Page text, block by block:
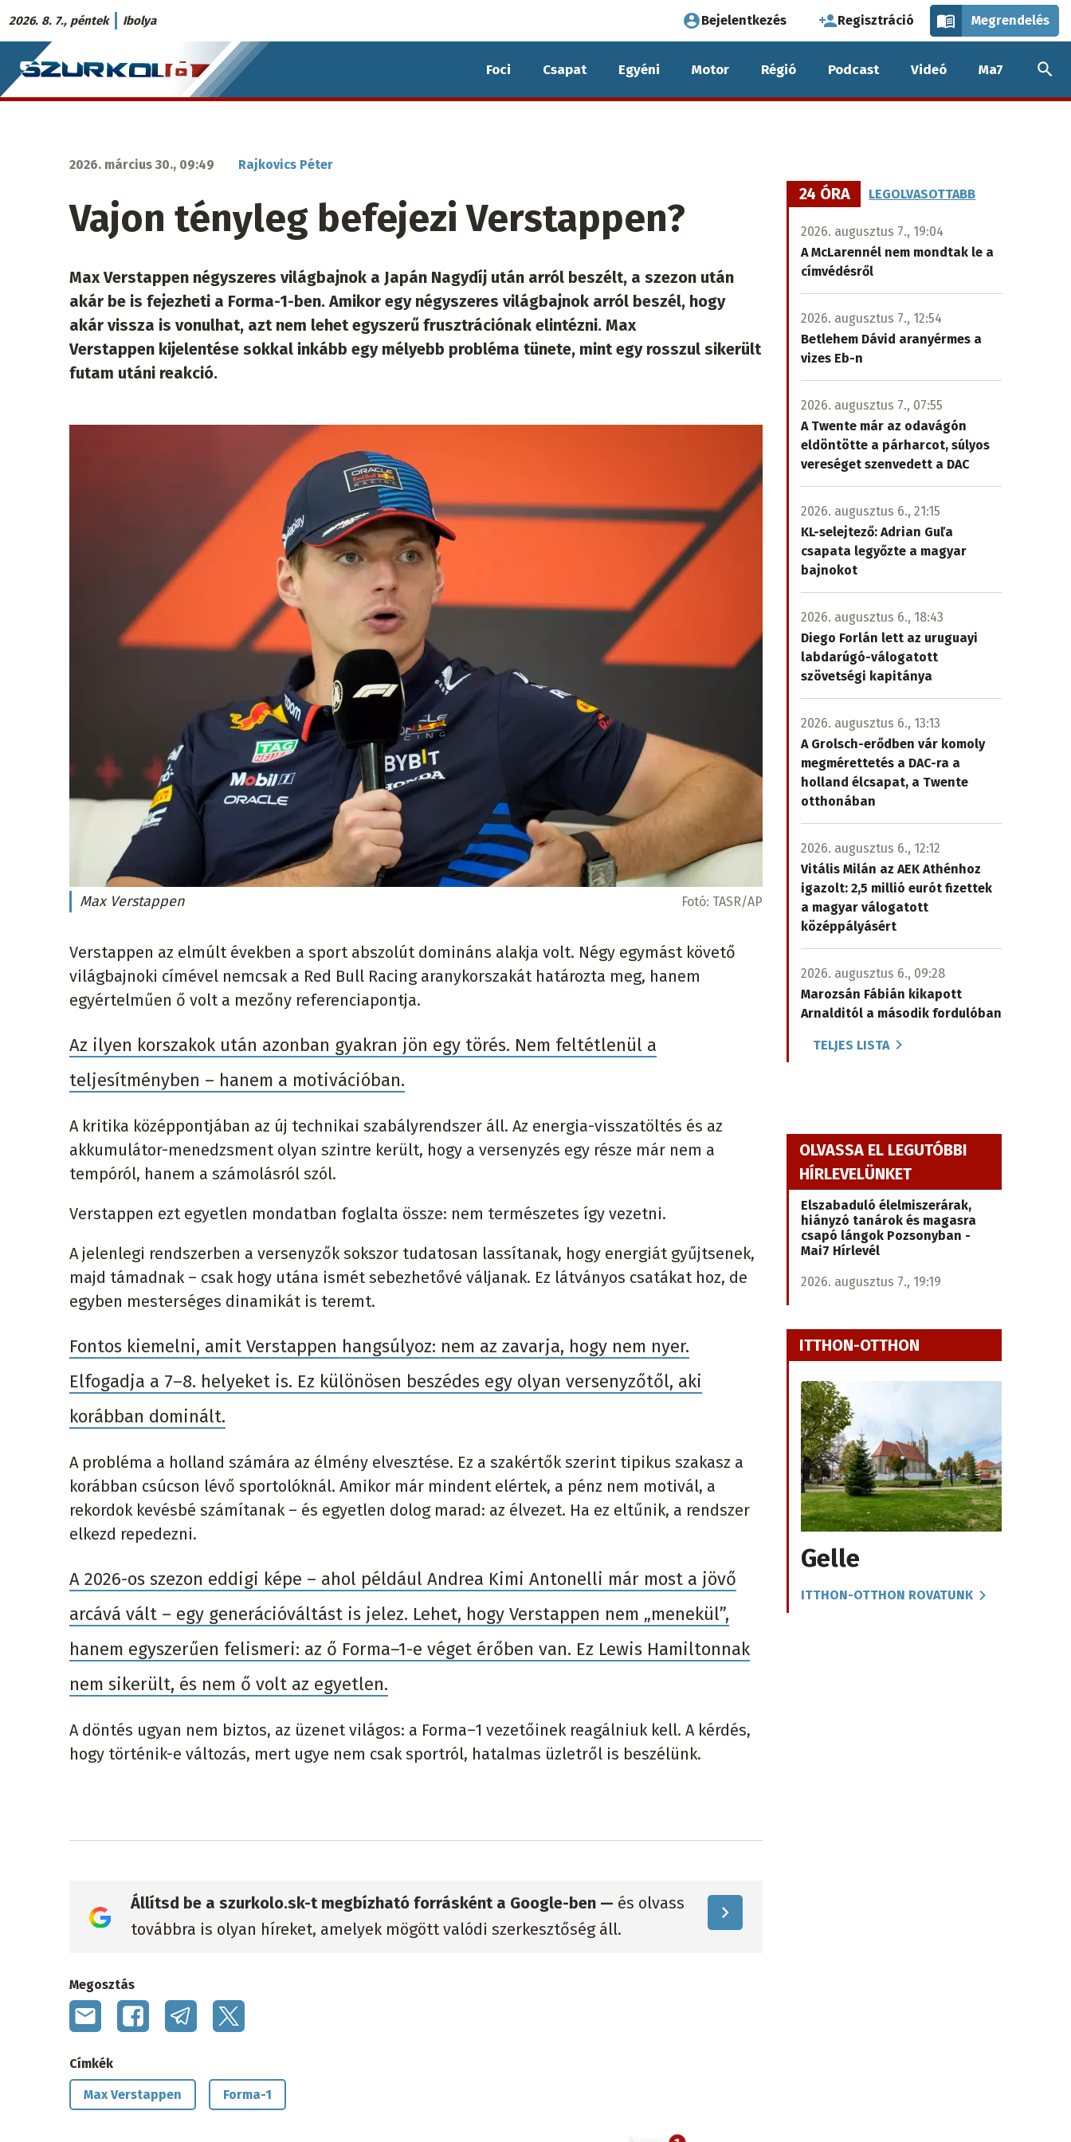
Ugrás
a
tartalomra
2026. 8. 7., péntek Ibolya
Felhasználói
fiók
menüje
Bejelentkezés Regisztráció Megrendelés
Szurkoló.sk
fő
Foci Csapat Egyéni Motor Régió Podcast Videó Ma7
2026. március 30., 09:49 Rajkovics Péter
Vajon tényleg befejezi Verstappen?
Max Verstappen négyszeres világbajnok a Japán Nagydíj után arról beszélt, a szezon után
akár be is fejezheti a Forma-1-ben. Amikor egy négyszeres világbajnok arról beszél, hogy
akár vissza is vonulhat, azt nem lehet egyszerű frusztrációnak elintézni. Max
Verstappen kijelentése sokkal inkább egy mélyebb probléma tünete, mint egy rosszul sikerült
futam utáni reakció.
Max Verstappen Fotó: TASR/AP
Verstappen az elmúlt években a sport abszolút domináns alakja volt. Négy egymást követő
világbajnoki címével nemcsak a Red Bull Racing aranykorszakát határozta meg, hanem
egyértelműen ő volt a mezőny referenciapontja.
Az ilyen korszakok után azonban gyakran jön egy törés. Nem feltétlenül a
teljesítményben – hanem a motivációban.
A kritika középpontjában az új technikai szabályrendszer áll. Az energia-visszatöltés és az
akkumulátor-menedzsment olyan szintre került, hogy a versenyzés egy része már nem a
tempóról, hanem a számolásról szól.
Verstappen ezt egyetlen mondatban foglalta össze: nem természetes így vezetni.
A jelenlegi rendszerben a versenyzők sokszor tudatosan lassítanak, hogy energiát gyűjtsenek,
majd támadnak – csak hogy utána ismét sebezhetővé váljanak. Ez látványos csatákat hoz, de
egyben mesterséges dinamikát is teremt.
Fontos kiemelni, amit Verstappen hangsúlyoz: nem az zavarja, hogy nem nyer.
Elfogadja a 7–8. helyeket is. Ez különösen beszédes egy olyan versenyzőtől, aki
korábban dominált.
A probléma a holland számára az élmény elvesztése. Ez a szakértők szerint tipikus szakasz a
korábban csúcson lévő sportolóknál. Amikor már mindent elértek, a pénz nem motivál, a
rekordok kevésbé számítanak – és egyetlen dolog marad: az élvezet. Ha ez eltűnik, a rendszer
elkezd repedezni.
A 2026-os szezon eddigi képe – ahol például Andrea Kimi Antonelli már most a jövő
arcává vált – egy generációváltást is jelez. Lehet, hogy Verstappen nem „menekül”,
hanem egyszerűen felismeri: az ő Forma–1-e véget érőben van. Ez Lewis Hamiltonnak
nem sikerült, és nem ő volt az egyetlen.
A döntés ugyan nem biztos, az üzenet világos: a Forma–1 vezetőinek reagálniuk kell. A kérdés,
hogy történik-e változás, mert ugye nem csak sportról, hatalmas üzletről is beszélünk.
Állítsd be a szurkolo.sk-t megbízható forrásként a Google-ben — és olvass
továbbra is olyan híreket, amelyek mögött valódi szerkesztőség áll.
Megosztás
Címkék
Max Verstappen Forma-1
24 ÓRA LEGOLVASOTTABB
2026. augusztus 7., 19:04
A McLarennél nem mondtak le a
címvédésről
2026. augusztus 7., 12:54
Betlehem Dávid aranyérmes a
vizes Eb-n
2026. augusztus 7., 07:55
A Twente már az odavágón
eldöntötte a párharcot, súlyos
vereséget szenvedett a DAC
2026. augusztus 6., 21:15
KL-selejtező: Adrian Guľa
csapata legyőzte a magyar
bajnokot
2026. augusztus 6., 18:43
Diego Forlán lett az uruguayi
labdarúgó-válogatott
szövetségi kapitánya
2026. augusztus 6., 13:13
A Grolsch-erődben vár komoly
megmérettetés a DAC-ra a
holland élcsapat, a Twente
otthonában
2026. augusztus 6., 12:12
Vitális Milán az AEK Athénhoz
igazolt: 2,5 millió eurót fizettek
a magyar válogatott
középpályásért
2026. augusztus 6., 09:28
Marozsán Fábián kikapott
Arnalditól a második fordulóban
TELJES LISTA
OLVASSA EL LEGUTÓBBI
HÍRLEVELÜNKET
Elszabaduló élelmiszerárak,
hiányzó tanárok és magasra
csapó lángok Pozsonyban -
Mai7 Hírlevél
2026. augusztus 7., 19:19
ITTHON-OTTHON
Gelle
ITTHON-OTTHON ROVATUNK